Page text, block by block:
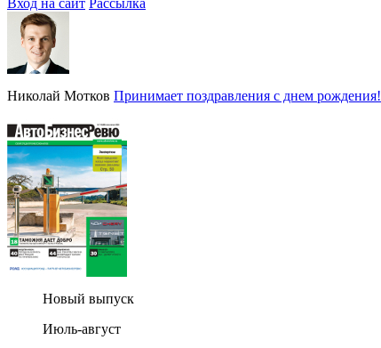
Николай Мотков Принимает поздравления с днем рождения!
Новый выпуск
Июль-август